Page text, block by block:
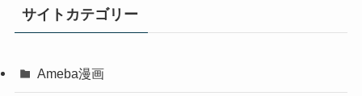
サイトカテゴリー
Ameba漫画